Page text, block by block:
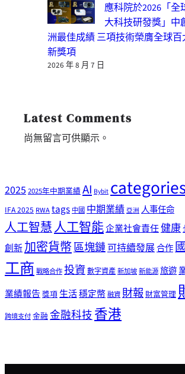
應科院於2026「全
大科技研發獎」中
洲最佳成績 三項技術榮膺全球百
新獎項
2026 年 8 月 7 日
Latest Comments
尚無留言可供顯示。
20252025年中期業績AI Bybit
IFA 2025 RWAtags 中國 中期業績 亞洲 人事任命
人工智慧人工智能企業社會責任健康
創新加密貨幣區塊鏈可持續發展合作
工商戰略合作投資數字資產新加坡新能源旅遊
業績報告獎項生活穩定幣融資財報 財富管理
跨境支付金融 金融科技香港